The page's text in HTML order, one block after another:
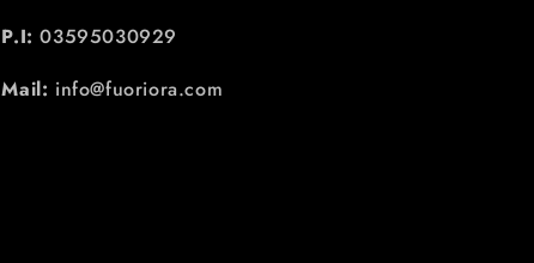
P.I: 03595030929
Mail: info@fuoriora.com